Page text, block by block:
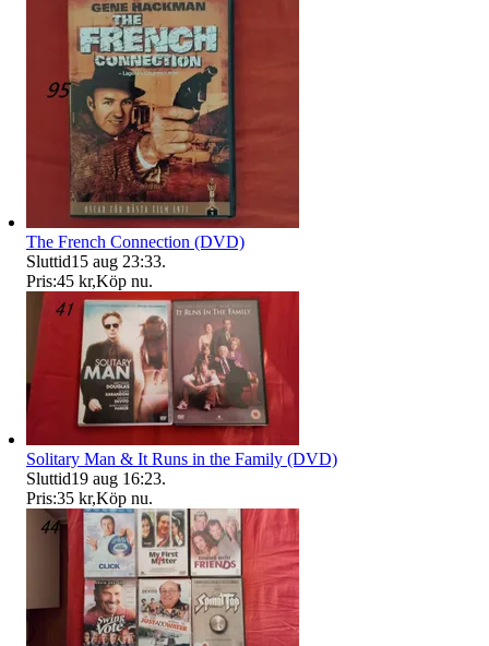
The French Connection (DVD)
Sluttid15 aug 23:33.
Pris:45 kr,Köp nu.
Solitary Man & It Runs in the Family (DVD)
Sluttid19 aug 16:23.
Pris:35 kr,Köp nu.